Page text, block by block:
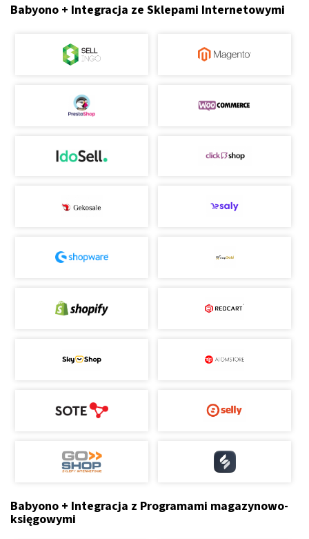
Babyono + Integracja ze Sklepami Internetowymi
Babyono + Integracja z Programami magazynowo-
księgowymi